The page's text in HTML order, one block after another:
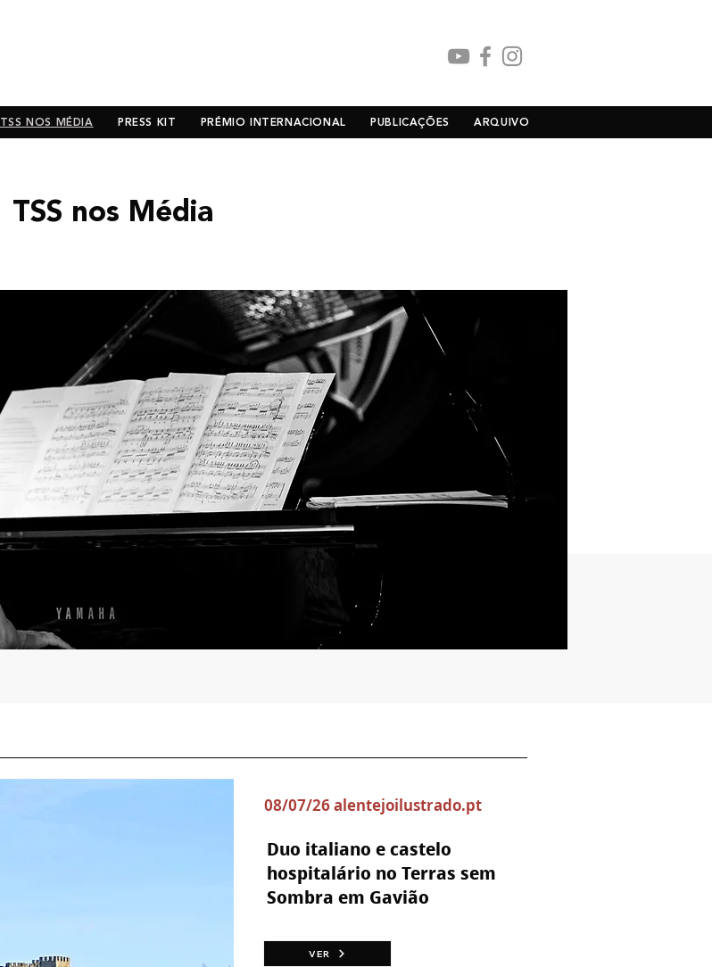
TSS NOS MÉDIA PRESS KIT PRÉMIO INTERNACIONAL PUBLICAÇÕES ARQUIVO
TSS nos Média
08/07/26 alentejoilustrado.pt
Duo italiano e castelo
hospitalário no Terras sem
Sombra em Gavião
VER